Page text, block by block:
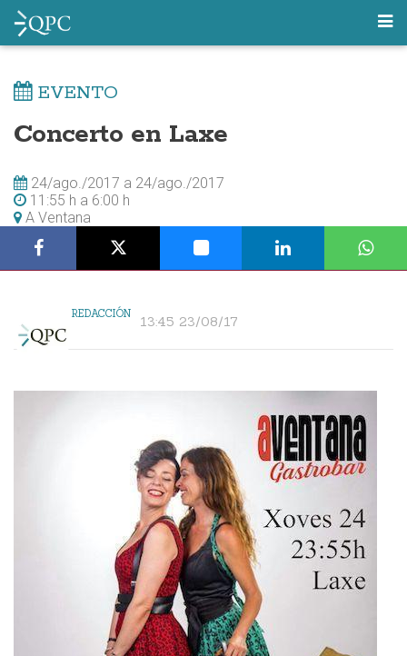
EVENTO
Concerto en Laxe
24/ago./2017 a 24/ago./2017
11:55 h a 6:00 h
A Ventana
REDACCIÓN 13:45 23/08/17